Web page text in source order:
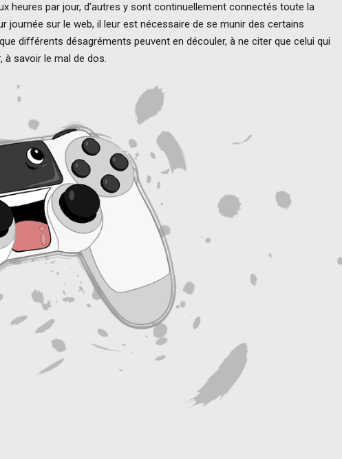
heures par jour, d’autres y sont continuellement connectés toute la
journée sur le web, il leur est nécessaire de se munir des certains
différents désagréments peuvent en découler, à ne citer que celui qui
à savoir le mal de dos.